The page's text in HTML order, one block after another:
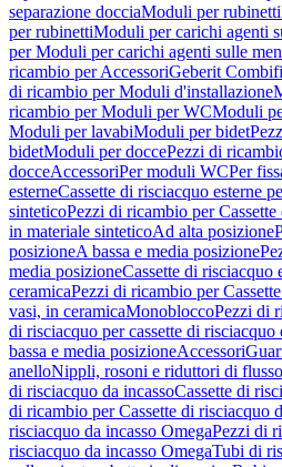
separazione docciaModuli per rubinetti
per rubinettiModuli per carichi agenti
per Moduli per carichi agenti sulle
ricambio per AccessoriGeberit
di ricambio per Moduli d'installazione
ricambio per Moduli per WCModuli
Moduli per lavabiModuli per bidet
bidetModuli per doccePezzi di
docceAccessoriPer moduli WCPer
esterneCassette di risciacquo esterne
sinteticoPezzi di ricambio per
in materiale sinteticoAd alta posizione
posizioneA bassa e media posizione
media posizioneCassette di risciacquo
ceramicaPezzi di ricambio per
vasi, in ceramicaMonobloccoPezzi di
di risciacquo per cassette di risciacquo
bassa e media posizioneAccessori
anelloNippli, rosoni e riduttori di flusso
di risciacquo da incassoCassette di
di ricambio per Cassette di risciacquo
risciacquo da incasso OmegaPezzi di
risciacquo da incasso OmegaTubi di